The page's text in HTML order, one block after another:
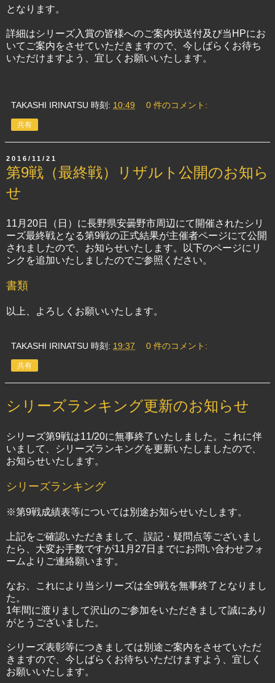
となります。
詳細はシリーズ入賞の皆様へのご案内状送付及び当HPにお
いてご案内をさせていただきますので、今しばらくお待ち
いただけますよう、宜しくお願いいたします。
TAKASHI IRINATSU 時刻: 10:49 0 件のコメント:
共有
2016/11/21
第9戦（最終戦）リザルト公開のお知ら
せ
11月20日（日）に長野県安曇野市周辺にて開催されたシリ
ーズ最終戦となる第9戦の正式結果が主催者ページにて公開
されましたので、お知らせいたします。以下のページにリ
ンクを追加いたしましたのでご参照ください。
書類
以上、よろしくお願いいたします。
TAKASHI IRINATSU 時刻: 19:37 0 件のコメント:
共有
シリーズランキング更新のお知らせ
シリーズ第9戦は11/20に無事終了いたしました。これに伴
いまして、シリーズランキングを更新いたしましたので、
お知らせいたします。
シリーズランキング
※第9戦成績表等については別途お知らせいたします。
上記をご確認いただきまして、誤記・疑問点等ございまし
たら、大変お手数ですが11月27日までにお問い合わせフォ
ームよりご連絡願います。
なお、これにより当シリーズは全9戦を無事終了となりまし
た。
1年間に渡りまして沢山のご参加をいただきまして誠にあり
がとうございました。
シリーズ表彰等につきましては別途ご案内をさせていただ
きますので、今しばらくお待ちいただけますよう、宜しく
お願いいたします。